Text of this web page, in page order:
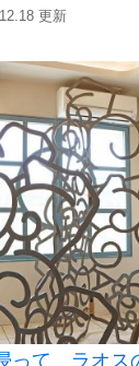
更新
って ラオ